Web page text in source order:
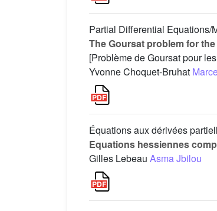
Partial Differential Equations/
The Goursat problem for
[Problème de Goursat pour
Yvonne Choquet-Bruhat
Équations aux dérivées
Equations hessiennes
Gilles Lebeau Asma Jbilou